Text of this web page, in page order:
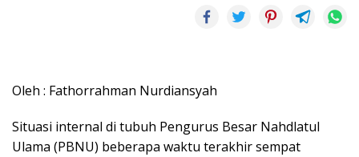
Oleh : Fathorrahman Nurdiansyah
Situasi internal di tubuh Pengurus Besar Nahdlatul
Ulama (PBNU) beberapa waktu terakhir sempat